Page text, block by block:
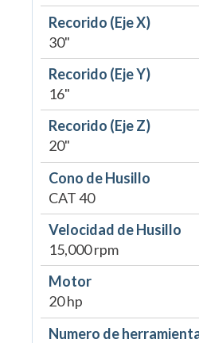
Recorido (Eje X)
30"
Recorido (Eje Y)
16"
Recorido (Eje Z)
20"
Cono de Husillo
CAT 40
Velocidad de Husillo
15,000 rpm
Motor
20 hp
Numero de